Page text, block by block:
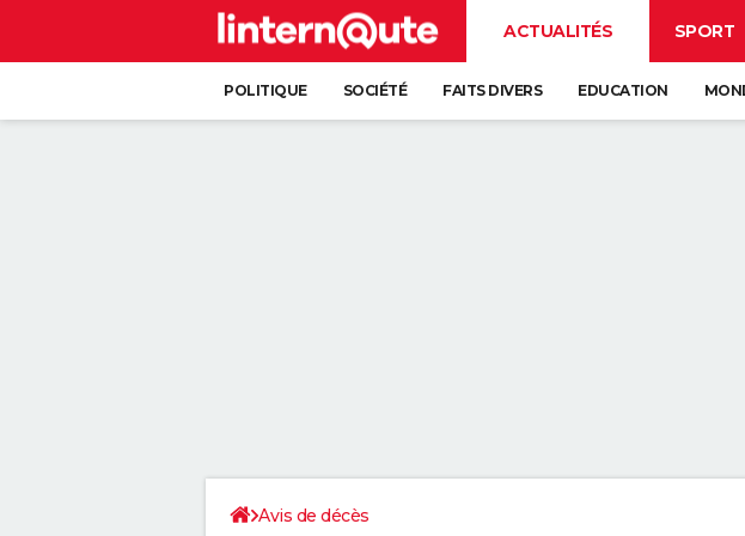
ACTUALITÉS SPORT
POLITIQUE SOCIÉTÉ FAITS DIVERS EDUCATION
Avis de décès